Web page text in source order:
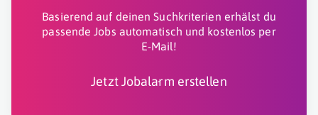
Basierend auf deinen Suchkriterien erhälst du
passende Jobs automatisch und kostenlos per
E-Mail!
Jetzt Jobalarm erstellen